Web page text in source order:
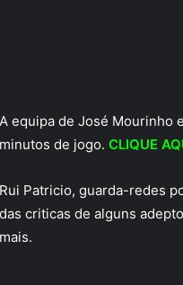
A equipa de José Mourinho
minutos de jogo. CLIQUE
Rui Patricio, guarda-redes
das criticas de alguns
mais.